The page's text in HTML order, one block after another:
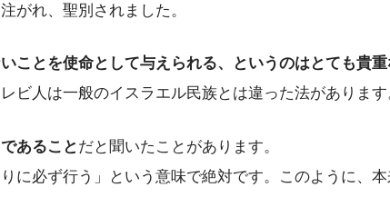
がれ、聖別されました。
ことを使命として与えられる、というのはとても貴
ビ人は一般のイスラエル民族とは違った法がありま
あること だと聞いたことがあります。
に必ず行う」という意味で絶対です。このように、